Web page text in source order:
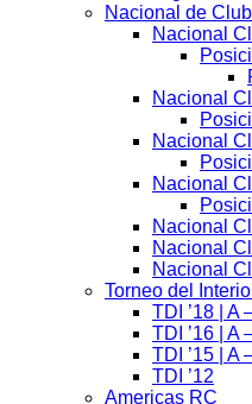
Nacional de
Nacional
Nacional
Nacional
Nacional
Nacional
Nacional
Nacional
Torneo del
TDI ’18 | A
TDI ’16 | A
TDI ’15 | A
TDI ’12
Americas RC